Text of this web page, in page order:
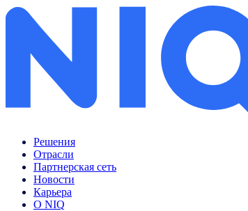
Решения
Отрасли
Партнерская сеть
Новости
Карьера
О NIQ